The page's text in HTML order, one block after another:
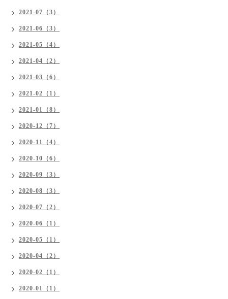
2021-07（3）
2021-06（3）
2021-05（4）
2021-04（2）
2021-03（6）
2021-02（1）
2021-01（8）
2020-12（7）
2020-11（4）
2020-10（6）
2020-09（3）
2020-08（3）
2020-07（2）
2020-06（1）
2020-05（1）
2020-04（2）
2020-02（1）
2020-01（1）